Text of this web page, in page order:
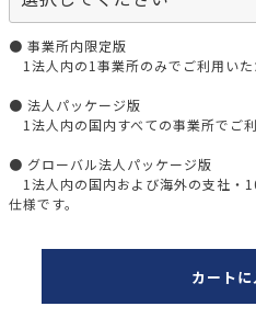
● 事業所内限定版
1法人内の1事業所のみでご利用いた
● 法人パッケージ版
1法人内の国内すべての事業所でご
● グローバル法人パッケージ版
1法人内の国内および海外の支社・
仕様です。
カート